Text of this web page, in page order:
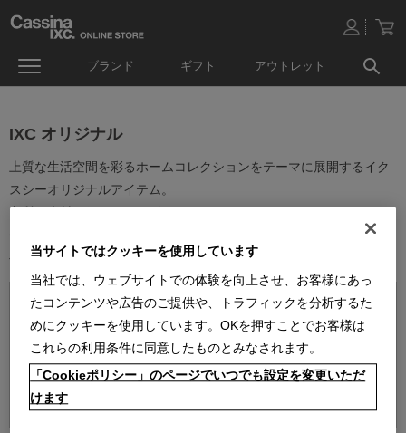
ブランド ギフト アウトレット
IXC オリジナル
上質な生活空間を彩るホームコレクションをテーマに展開するイク
スシーオリジナルアイテム。
良質な素材で作られたレザーアイテムやルームウェア、ベッドアク
ベーシックなデザインは幅広いインテリアにお使い頂けます。
並べ替え：
当サイトではクッキーを使用しています
当社では、ウェブサイトでの体験を向上させ、お客様にあっ
たコンテンツや広告のご提供や、トラフィックを分析するた
めにクッキーを使用しています。OKを押すことでお客様は
これらの利用条件に同意したものとみなされます。
「Cookieポリシー」のページでいつでも設定を変更いただ
けます